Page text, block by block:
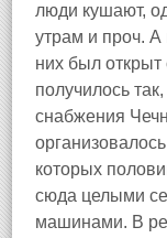
люди кушают,
утрам и проч. А
них был открыт
получилось
снабжения
которых
сюда целыми
машинами. В